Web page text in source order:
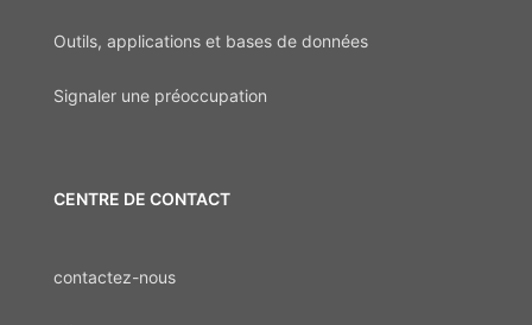
Outils, applications et bases de données
Signaler une préoccupation
CENTRE DE CONTACT
contactez-nous